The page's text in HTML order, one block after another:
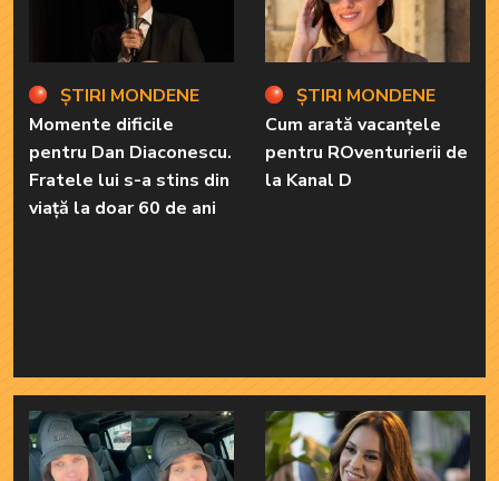
ȘTIRI MONDENE
Momente dificile
pentru Dan Diaconescu.
Fratele lui s-a stins din
viață la doar 60 de ani
ȘTIRI MONDENE
Cum arată vacanțele
pentru ROventurierii de
la Kanal D